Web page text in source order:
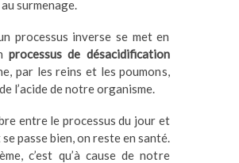
surmenage.
processus inverse se met en
processus de désacidification
par les reins et les poumons,
l’acide de notre organisme.
entre le processus du jour et
passe bien, on reste en santé.
c’est qu’à cause de notre